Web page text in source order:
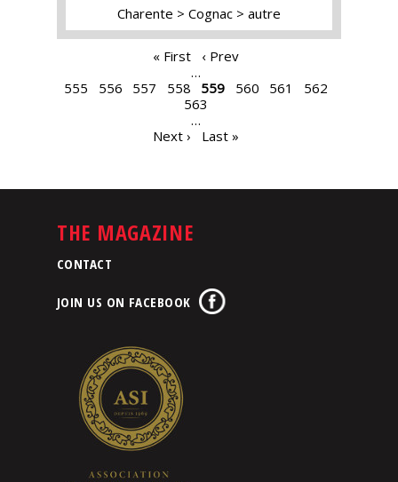
Charente Cognac autre
« First
‹ Prev
…
555
556 557 558 559 560 561
562
563
…
Next ›
Last »
THE MAGAZINE
CONTACT
JOIN US ON FACEBOOK